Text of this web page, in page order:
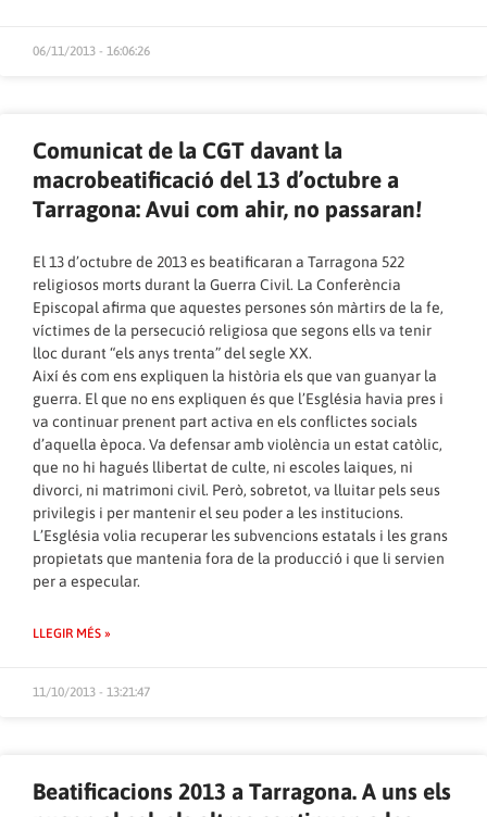
06/11/2013 - 16:06:26
Comunicat de la CGT davant la
macrobeatificació del 13 d’octubre a
Tarragona: Avui com ahir, no passaran!
El 13 d’octubre de 2013 es beatificaran a Tarragona 522
religiosos morts durant la Guerra Civil. La Conferència
Episcopal afirma que aquestes persones són màrtirs de la fe,
víctimes de la persecució religiosa que segons ells va tenir
lloc durant “els anys trenta” del segle XX.
Així és com ens expliquen la història els que van guanyar la
guerra. El que no ens expliquen és que l’Església havia pres i
va continuar prenent part activa en els conflictes socials
d’aquella època. Va defensar amb violència un estat catòlic,
que no hi hagués llibertat de culte, ni escoles laiques, ni
divorci, ni matrimoni civil. Però, sobretot, va lluitar pels seus
privilegis i per mantenir el seu poder a les institucions.
L’Església volia recuperar les subvencions estatals i les grans
propietats que mantenia fora de la producció i que li servien
per a especular.
LLEGIR MÉS »
11/10/2013 - 13:21:47
Beatificacions 2013 a Tarragona. A uns els